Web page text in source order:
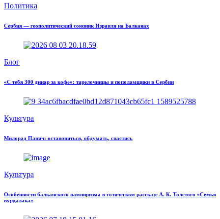
Политика
Сербия — геополитический союзник Израиля на Балканах
Блог
«С тебя 300 динар за кофе»: тарелочницы и пополамщики в Сербии
Культура
Милорад Павич: остановиться, обдумать, спастись
Культура
Особенности балканского вампиризма в готическом рассказе А. К. Толстого «Семья
вурдалака»